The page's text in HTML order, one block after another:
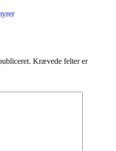
Krævede felter er